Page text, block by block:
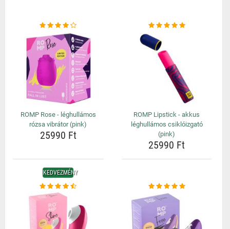
ROMP Rose - léghullámos
rózsa vibrátor (pink)
25990 Ft
ROMP Lipstick - akkus
léghullámos csiklóizgató
(pink)
25990 Ft
KEDVEZMÉNY